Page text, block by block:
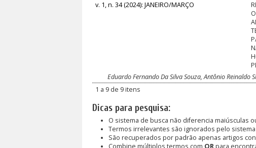
v. 1, n. 34 (2024): JANEIRO/MARÇO
Eduardo Fernando Da Silva Souza, Antônio Reinaldo
1 a 9 de 9 itens
Dicas para pesquisa:
O sistema de busca não diferencia maiúsculas
Termos irrelevantes são ignorados pelo
São recuperados por padrão apenas artigos
Combine múltiplos termos com OR para